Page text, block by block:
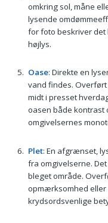
omkring sol, måne
lysende
for foto beskriver det
højlys.
Oase: Direkte en
vand findes.
midt i presset
oasen både kontrast
omgivelsernes
Plet: En afgrænset,
fra omgivelserne.
bleget område.
opmærksomhed
krydsordsvenlige